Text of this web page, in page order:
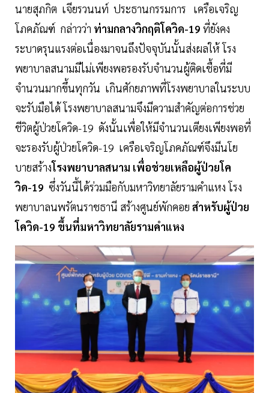
นายสุภกิต เจียรวนนท์ ประธานกรรมการ เครือเจริญ
โภคภัณฑ์ กล่าวว่า ท่ามกลางวิกฤติโควิด-19 ที่ยังคง
ระบาดรุนแรงต่อเนื่องมาจนถึงปัจจุบันนั้นส่งผลให้ โรง
พยาบาลสนามมีไม่เพียงพอรองรับจำนวนผู้ติดเชื้อที่มี
จำนวนมากขึ้นทุกวัน เกินศักยภาพที่โรงพยาบาลในระบบ
จะรับมือได้ โรงพยาบาลสนามจึงมีความสำคัญต่อการช่วย
ชีวิตผู้ป่วยโควิด-19 ดังนั้นเพื่อให้มีจำนวนเตียงเพียงพอที่
จะรองรับผู้ป่วยโควิด-19 เครือเจริญโภคภัณฑ์จึงมีนโย
บายสร้างโรงพยาบาลสนาม เพื่อช่วยเหลือผู้ป่วยโค
วิด-19 ซึ่งวันนี้ได้ร่วมมือกับมหาวิทยาลัยรามคำแหง โรง
พยาบาลนพรัตนราชธานี สร้างศูนย์พักคอย สำหรับผู้ป่วย
โควิด-19 ขึ้นที่มหาวิทยาลัยรามคำแหง